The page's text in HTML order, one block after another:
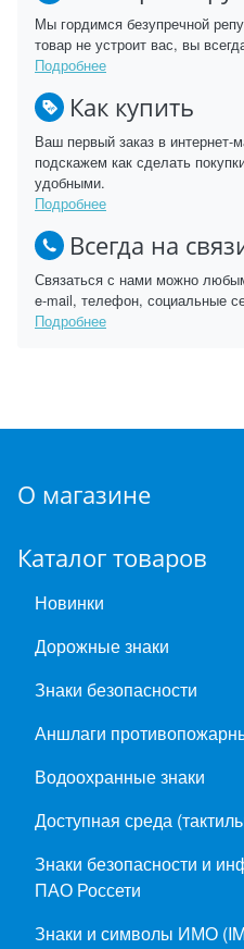
Мы гордимся безупречной
товар не устроит вас, вы
Подробнее
Как купить
Ваш первый заказ в
подскажем как сделать
удобными.
Подробнее
Всегда на
Связаться с нами можно
e-mail, телефон, социальные
Подробнее
О магазине
Каталог товаров
Новинки
Дорожные знаки
Знаки безопасности
Аншлаги
Водоохранные знаки
Доступная среда
Знаки безопасности и
ПАО Россети
Знаки и символы ИМО